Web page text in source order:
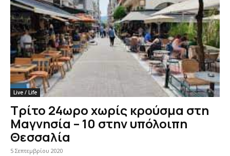
Live / Life
Τρίτο 24ωρο χωρίς κρούσμα στη
Μαγνησία – 10 στην υπόλοιπη
Θεσσαλία
5 Σεπτεμβρίου 2020